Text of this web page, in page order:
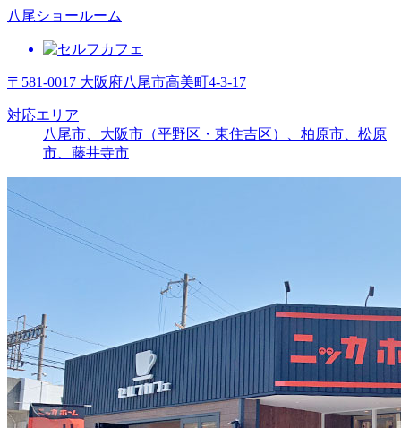
八尾ショールーム
〒581-0017 大阪府八尾市高美町4-3-17
対応エリア
八尾市、大阪市（平野区・東住吉区）、柏原市、松原
市、藤井寺市